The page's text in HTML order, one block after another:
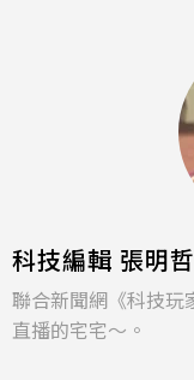
科技編輯 張明哲
聯合新聞網《科技玩
直播的宅宅～。